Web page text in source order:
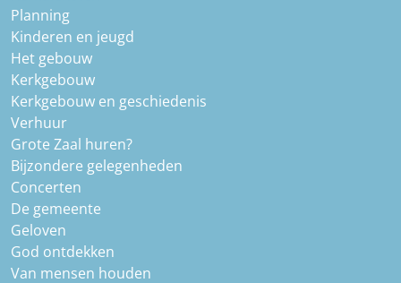
Planning
Kinderen en jeugd
Het gebouw
Kerkgebouw
Kerkgebouw en geschiedenis
Verhuur
Grote Zaal huren?
Bijzondere gelegenheden
Concerten
De gemeente
Geloven
God ontdekken
Van mensen houden